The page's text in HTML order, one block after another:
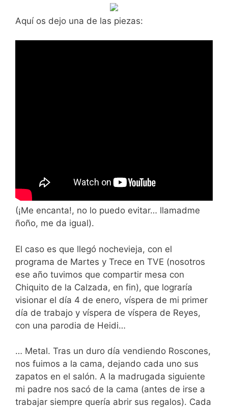
Aquí os dejo una de las piezas:
(¡Me encanta!, no lo puedo evitar… llamadme
ñoño, me da igual).
El caso es que llegó nochevieja, con el
programa de Martes y Trece en TVE (nosotros
ese año tuvimos que compartir mesa con
Chiquito de la Calzada, en fin), que lograría
visionar el día 4 de enero, víspera de mi primer
día de trabajo y víspera de víspera de Reyes,
con una parodia de Heidi…
… Metal. Tras un duro día vendiendo Roscones,
nos fuimos a la cama, dejando cada uno sus
zapatos en el salón. A la madrugada siguiente
mi padre nos sacó de la cama (antes de irse a
trabajar siempre quería abrir sus regalos). Cada